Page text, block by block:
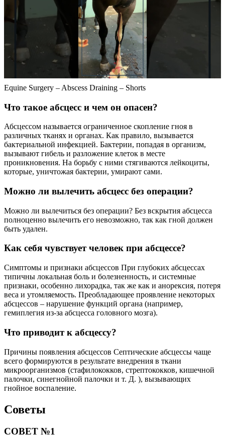
Equine Surgery – Abscess Draining – Shorts
Что такое абсцесс и чем он опасен?
Абсцессом называется ограниченное скопление гноя в
различных тканях и органах. Как правило, вызывается
бактериальной инфекцией. Бактерии, попадая в организм,
вызывают гибель и разложение клеток в месте
проникновения. На борьбу с ними стягиваются лейкоциты,
которые, уничтожая бактерии, умирают сами.
Можно ли вылечить абсцесс без операции?
Можно ли вылечиться без операции? Без вскрытия абсцесса
полноценно вылечить его невозможно, так как гной должен
быть удален.
Как себя чувствует человек при абсцессе?
Симптомы и признаки абсцессов При глубоких абсцессах
типичны локальная боль и болезненность, и системные
признаки, особенно лихорадка, так же как и анорексия, потеря
веса и утомляемость. Преобладающее проявление некоторых
абсцессов – нарушение функций органа (например,
гемиплегия из-за абсцесса головного мозга).
Что приводит к абсцессу?
Причины появления абсцессов Септические абсцессы чаще
всего формируются в результате внедрения в ткани
микроорганизмов (стафилококков, стрептококков, кишечной
палочки, синегнойной палочки и т. Д. ), вызывающих
гнойное воспаление.
Советы
СОВЕТ №1